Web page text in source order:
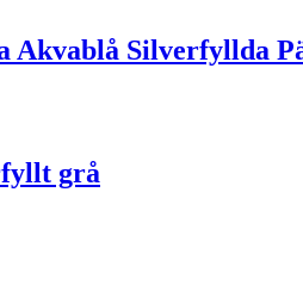
Akvablå Silverfyllda
grå